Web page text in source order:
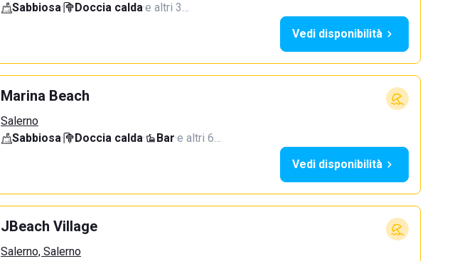
Sabbiosa· Doccia calda·e altri 3…
Vedi disponibilità
Marina Beach
Salerno
Sabbiosa· Doccia calda· Bar·e altri 6…
Vedi disponibilità
JBeach Village
Salerno, Salerno